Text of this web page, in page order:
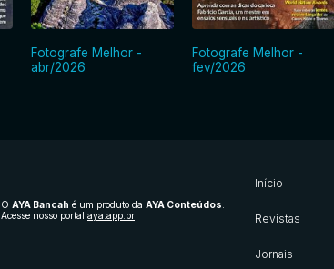
Fotografe Melhor -
abr/2026
Fotografe Melhor -
fev/2026
O AYA Bancah é um produto da AYA Conteúdos
Acesse nosso portal aya.app.br
Início
Revistas
Jornais